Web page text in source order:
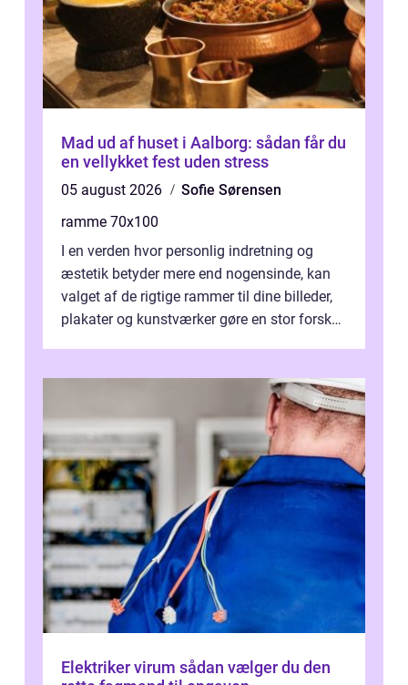
Mad ud af huset i Aalborg: sådan får du
en vellykket fest uden stress
05 august 2026
Sofie Sørensen
ramme 70x100
I en verden hvor personlig indretning og
æstetik betyder mere end nogensinde, kan
valget af de rigtige rammer til dine billeder,
plakater og kunstværker gøre en stor forskel.
Elektriker virum sådan vælger du den